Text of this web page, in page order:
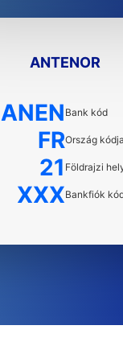
ANTENOR
ANEN Bank kód
FROrszág kódja
21 Földrajzi
XXXBankfiók